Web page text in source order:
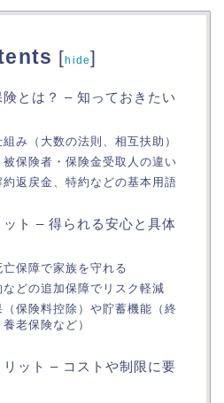
[hide]
とは？ – 知っておきたい
み（大数の法則、相互扶助）
被保険者・保険金受取人の違い
約返戻金、特約などの基本用語
ト – 得られる安心と具体
亡保障で家族を守れる
などの追加保障でリスク軽減
（保険料控除）や貯蓄機能（終
老保険など）
ット – コストや制限に要